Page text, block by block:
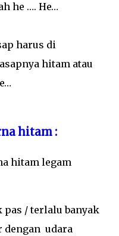
he …. He…
harus di
hitam atau
hitam :
hitam legam
pas / terlalu banyak
dengan udara